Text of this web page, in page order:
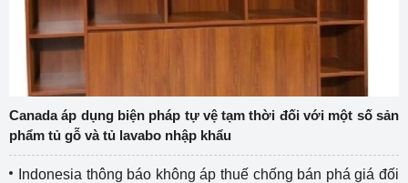
Canada áp dụng biện pháp tự vệ tạm thời đối với một số sản
phẩm tủ gỗ và tủ lavabo nhập khẩu
Indonesia thông báo không áp thuế chống bán phá giá đối